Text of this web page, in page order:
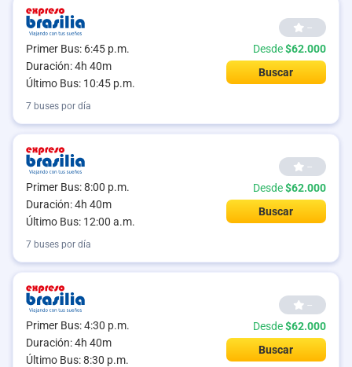
Primer Bus: 6:45 p.m.
Duración: 4h 40m
Último Bus: 10:45 p.m.
--
Desde$62.000
Buscar
7 buses por día
Primer Bus: 8:00 p.m.
Duración: 4h 40m
Último Bus: 12:00 a.m.
--
Desde$62.000
Buscar
7 buses por día
Primer Bus: 4:30 p.m.
Duración: 4h 40m
Último Bus: 8:30 p.m.
--
Desde$62.000
Buscar